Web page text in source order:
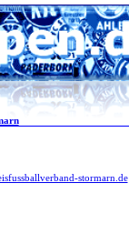
stormarn.de